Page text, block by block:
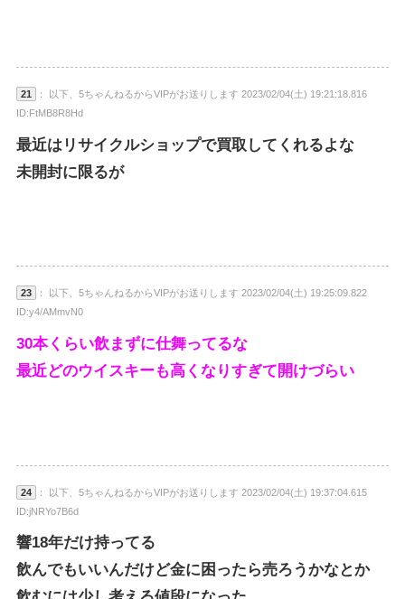
21
： 以下、5ちゃんねるからVIPがお送りします 2023/02/04(土) 19:21:18.816
ID:FtMB8R8Hd
最近はリサイクルショップで買取してくれるよな
未開封に限るが
23
： 以下、5ちゃんねるからVIPがお送りします 2023/02/04(土) 19:25:09.822
ID:y4/AMmvN0
30本くらい飲まずに仕舞ってるな
最近どのウイスキーも高くなりすぎて開けづらい
24
： 以下、5ちゃんねるからVIPがお送りします 2023/02/04(土) 19:37:04.615
ID:jNRYo7B6d
響18年だけ持ってる
飲んでもいいんだけど金に困ったら売ろうかなとか